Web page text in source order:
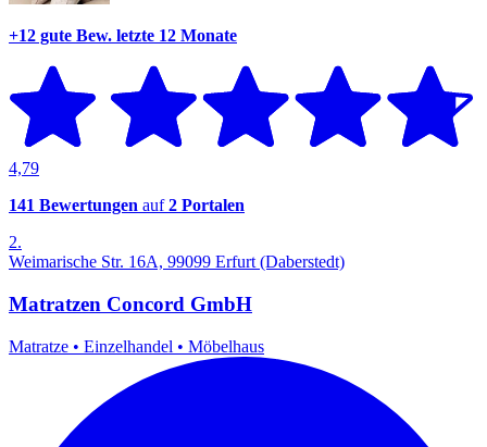
+12 gute Bew. letzte 12 Monate
4,79
141 Bewertungen auf2 Portalen
2.
Weimarische Str. 16A, 99099 Erfurt (Daberstedt)
Matratzen Concord GmbH
Matratze • Einzelhandel • Möbelhaus